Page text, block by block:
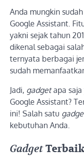
Anda mungkin
Google Assistant.
yakni sejak tahun
dikenal sebagai
ternyata berbagai
sudah
Jadi, gadgetapa
Google Assistant?
ini! Salah satu
kebutuhan Anda.
Gadget